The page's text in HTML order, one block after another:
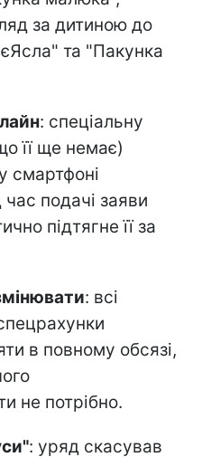
за дитиною до
та "Пакунка
: спеціальну
її ще немає)
смартфоні
час подачі заяви
підтягне її за
: всі
в повному обсязі,
не потрібно.
: уряд скасував